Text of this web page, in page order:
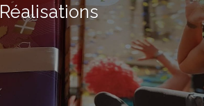
Réalisations